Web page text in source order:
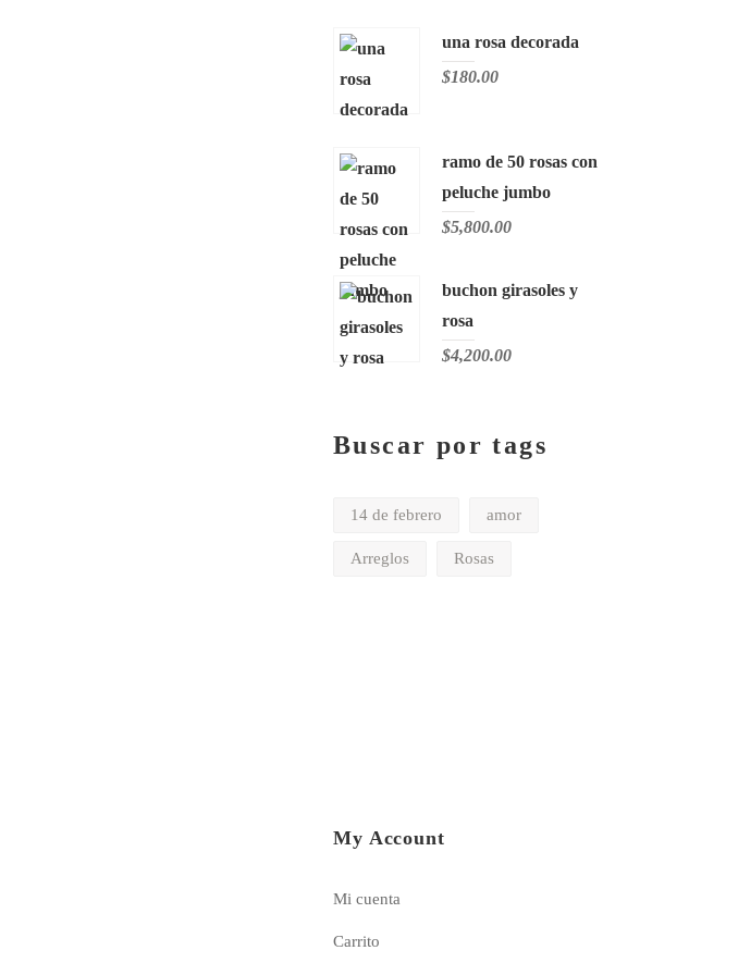
una rosa decorada
$180.00
ramo de 50 rosas con
peluche jumbo
$5,800.00
buchon girasoles y
rosa
$4,200.00
Buscar por tags
14 de febrero amor
Arreglos Rosas
My Account
Mi cuenta
Carrito